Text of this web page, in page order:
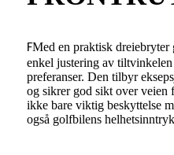
FMed en praktisk
enkel justering av
preferanser. Den tilbyr
og sikrer god sikt over veien
ikke bare viktig beskyttelse
også golfbilens